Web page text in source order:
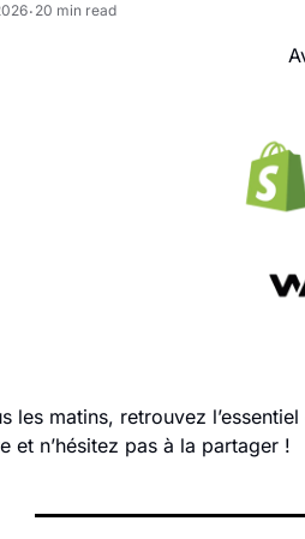
• 20 min read
les matins, retrouvez
et n’hésitez pas à la partager !